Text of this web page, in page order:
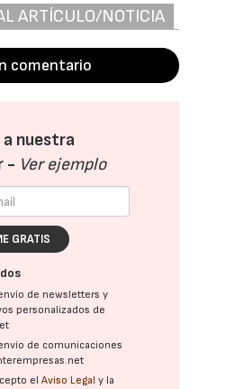
ARTÍCULO/NOTICIA
comentario
a nuestra
- Ver ejemplo
GRATIS
de newsletters y
personalizados de
de comunicaciones
elAviso Legal y la